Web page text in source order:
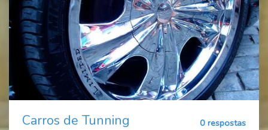
Carros de Tunning
0 respostas